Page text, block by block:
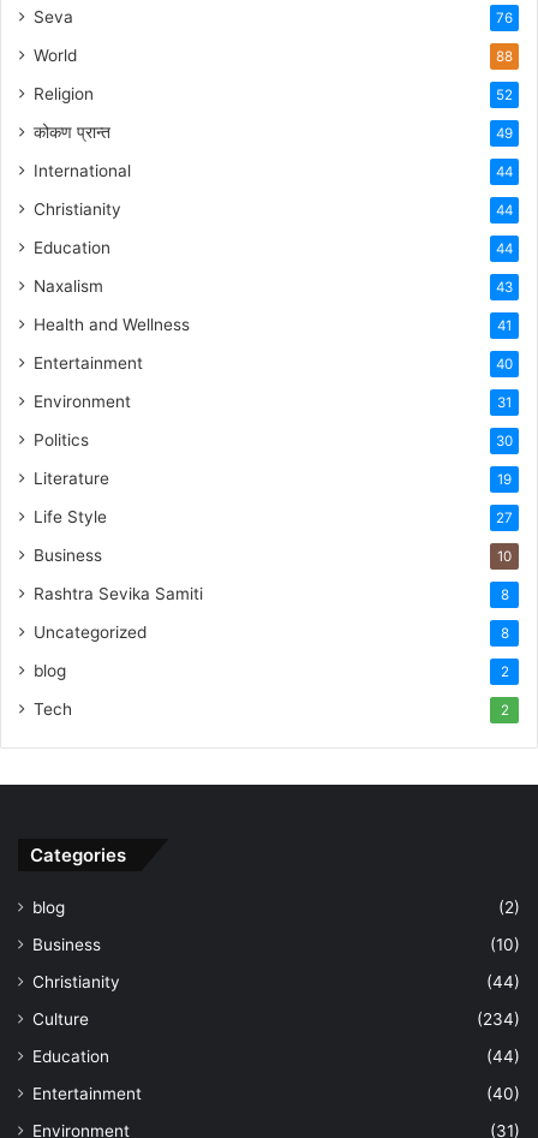
Seva 76
World 88
Religion 52
कोकण प्रान्त 49
International 44
Christianity 44
Education 44
Naxalism 43
Health and Wellness 41
Entertainment 40
Environment 31
Politics 30
Literature 19
Life Style 27
Business 10
Rashtra Sevika Samiti 8
Uncategorized 8
blog 2
Tech 2
Categories
blog
(2)
Business
(10)
Christianity
(44)
Culture
(234)
Education
(44)
Entertainment
(40)
Environment
(31)